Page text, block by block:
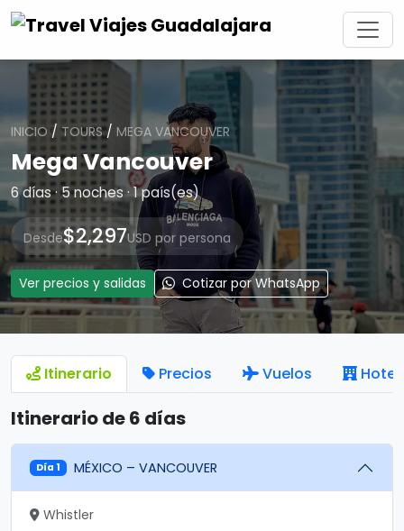
INICIO / TOURS/ MEGA VANCOUVER
Mega Vancouver
6 días · 5 noches · 1 país(es)
Desde$2,297USD por persona
Ver precios y salidas Cotizar por WhatsApp
Itinerario Precios Vuelos
Itinerario de 6 días
Día 1 MÉXICO – VANCOUVER
Whistler